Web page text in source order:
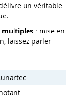
un véritable
multiples : mise en
laissez parler